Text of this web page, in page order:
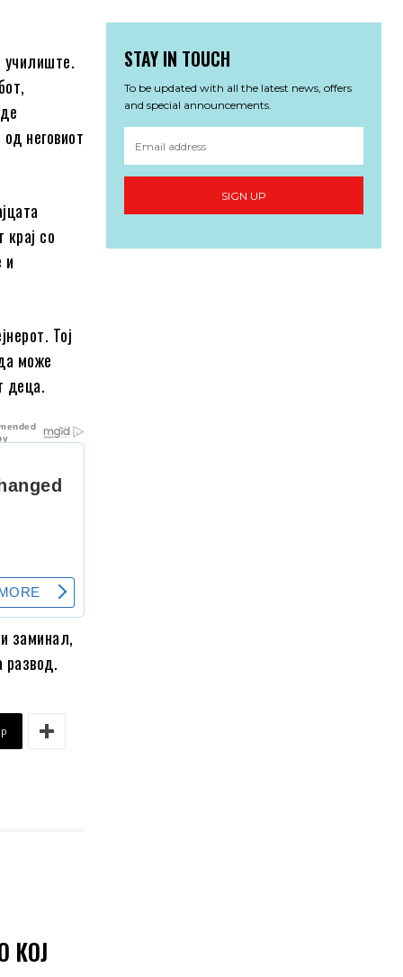
училиште.
неговиот
со
и
Тој
може
деца.
заминал,
развод.
КОЈ
STAY IN TOUCH
To be updated with all the latest news, offers
and special announcements.
SIGN UP